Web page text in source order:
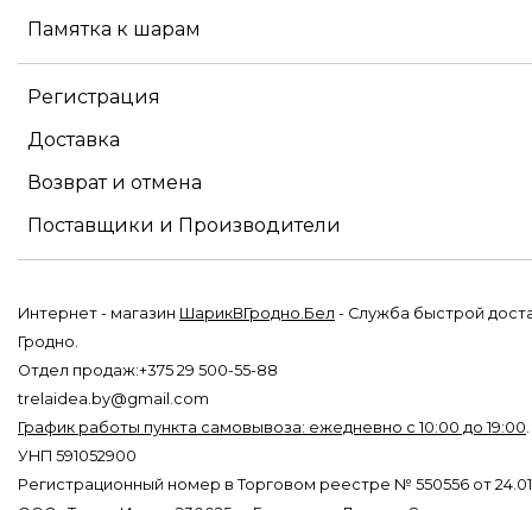
Памятка к шарам
Регистрация
Доставка
Возврат и отмена
Поставщики и Производители
Интернет - магазин ШарикВГродно.Бел - Служба быстрой
Гродно.
Отдел продаж:+375 29 500-55-88
trelaidea.by@gmail.com
График работы пункта самовывоза: ежедневно с 10:00 до 19:00
УНП 591052900
Регистрационный номер в Торговом реестре № 550556 от